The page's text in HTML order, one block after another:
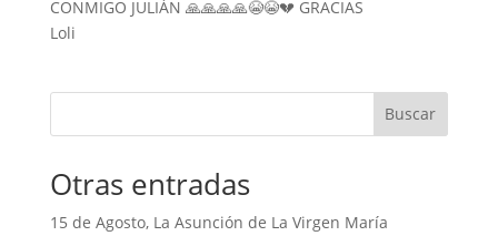
CONMIGO JULIÁN 🙏🙏🙏🙏😭😭💔 GRACIAS
Loli
Buscar
Otras entradas
15 de Agosto, La Asunción de La Virgen María